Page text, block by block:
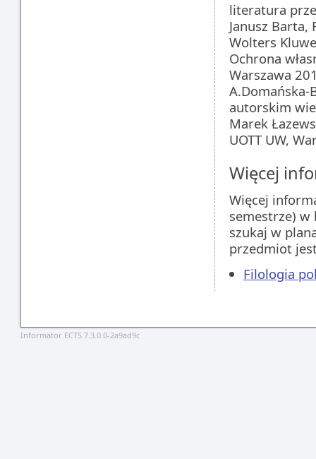
literatura
Janusz
Wolters
Ochrona
Warszawa
A.Domańska-
autorskim
Marek
UOTT UW,
Więcej
Więcej
semestrze)
szukaj w
przedmiot
Filologia
Informator ECTS 7.3.0.0-2a9ad9c